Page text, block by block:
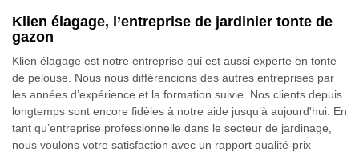
Klien élagage, l’entreprise de jardinier tonte de
gazon
Klien élagage est notre entreprise qui est aussi experte en tonte
de pelouse. Nous nous différencions des autres entreprises par
les années d’expérience et la formation suivie. Nos clients depuis
longtemps sont encore fidèles à notre aide jusqu’à aujourd'hui. En
tant qu’entreprise professionnelle dans le secteur de jardinage,
nous voulons votre satisfaction avec un rapport qualité-prix